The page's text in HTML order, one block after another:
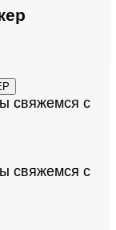
свяжемся с
свяжемся с